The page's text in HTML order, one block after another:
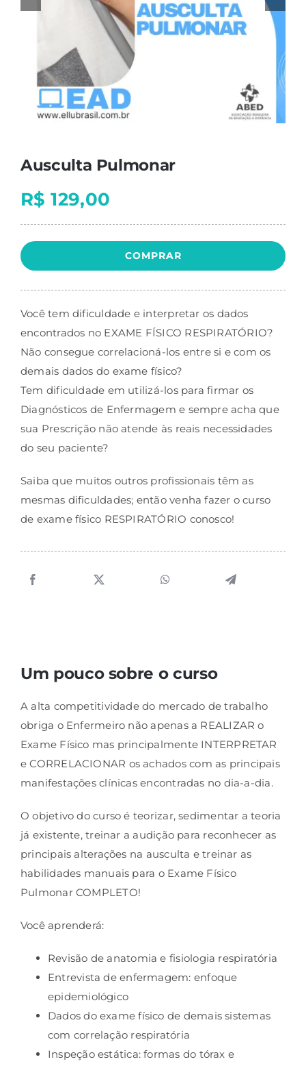
Ausculta Pulmonar
R$ 129,00
COMPRAR
Você tem dificuldade e interpretar os dados
encontrados no EXAME FÍSICO RESPIRATÓRIO?
Não consegue correlacioná-los entre si e com os
demais dados do exame físico?
Tem dificuldade em utilizá-los para firmar os
Diagnósticos de Enfermagem e sempre acha que
sua Prescrição não atende às reais necessidades
do seu paciente?
Saiba que muitos outros profissionais têm as
mesmas dificuldades; então venha fazer o curso
de exame físico RESPIRATÓRIO conosco!
Um pouco sobre o curso
A alta competitividade do mercado de trabalho
obriga o Enfermeiro não apenas a REALIZAR o
Exame Físico mas principalmente INTERPRETAR
e CORRELACIONAR os achados com as principais
manifestações clínicas encontradas no dia-a-dia.
O objetivo do curso é teorizar, sedimentar a teoria
já existente, treinar a audição para reconhecer as
principais alterações na ausculta e treinar as
habilidades manuais para o Exame Físico
Pulmonar COMPLETO!
Você aprenderá:
Revisão de anatomia e fisiologia respiratória
Entrevista de enfermagem: enfoque
epidemiológico
Dados do exame físico de demais sistemas
com correlação respiratória
Inspeção estática: formas do tórax e